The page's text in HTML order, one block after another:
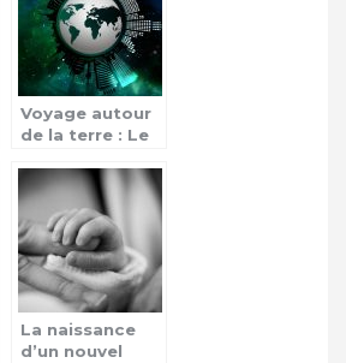
Voyage autour
de la terre : Le
La naissance
d’un nouvel